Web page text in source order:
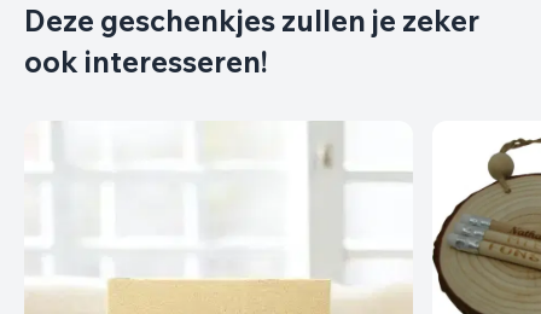
Deze geschenkjes zullen je zeker
ook interesseren!